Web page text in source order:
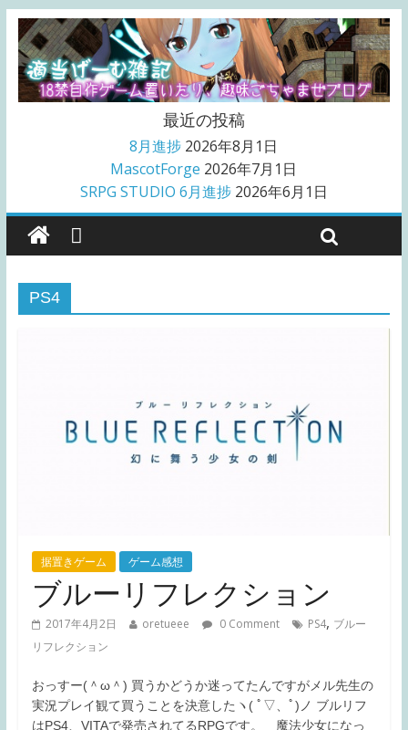
最近の投稿
8月進捗 2026年8月1日
MascotForge 2026年7月1日
SRPG STUDIO 6月進捗 2026年6月1日
PS4
据置きゲーム ゲーム感想
ブルーリフレクション
2017年4月2日 oretueee 0 Comment PS4, ブルー
リフレクション
おっすー(＾ω＾) 買うかどうか迷ってたんですがメル先生の
実況プレイ観て買うことを決意したヽ( ﾟ▽、ﾟ)ノ ブルリフ
はPS4、VITAで発売されてるRPGです。 魔法少女になっ